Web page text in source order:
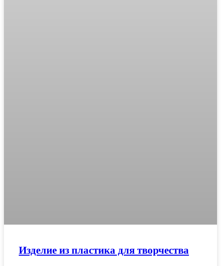
Изделие из пластика для творчества